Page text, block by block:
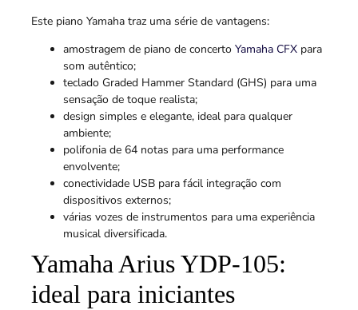
Este piano Yamaha traz uma série de vantagens:
amostragem de piano de concerto Yamaha CFX para
som autêntico;
teclado Graded Hammer Standard (GHS) para uma
sensação de toque realista;
design simples e elegante, ideal para qualquer
ambiente;
polifonia de 64 notas para uma performance
envolvente;
conectividade USB para fácil integração com
dispositivos externos;
várias vozes de instrumentos para uma experiência
musical diversificada.
Yamaha Arius YDP-105:
ideal para iniciantes